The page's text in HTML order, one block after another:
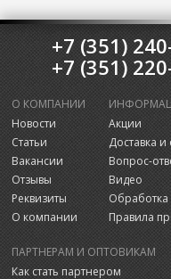
+7 (351)
+7 (351)
О КОМПАНИИ
Новости
Статьи
Вакансии
Отзывы
Реквизиты
О компании
Акции
Доставка и
Вопрос-
Видео
Правила
ПАРТНЕРАМ И ОПТОВИКАМ
Как стать партнером